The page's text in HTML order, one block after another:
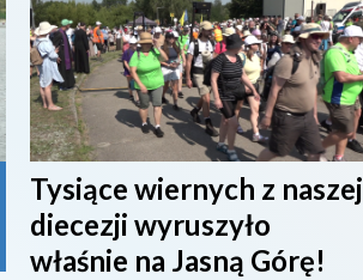
Tysiące wiernych z naszej
diecezji wyruszyło
właśnie na Jasną Górę!